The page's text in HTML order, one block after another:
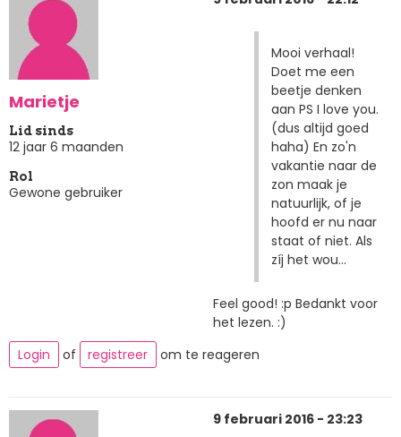
Marietje
Lid sinds
12 jaar 6 maanden
Rol
Gewone gebruiker
Mooi verhaal!
Doet me een
beetje denken
aan PS I love you.
(dus altijd goed
haha) En zo'n
vakantie naar de
zon maak je
natuurlijk, of je
hoofd er nu naar
staat of niet. Als
zíj het wou...
Feel good! :p Bedankt voor
het lezen. :)
Login
of registreer om te reageren
9 februari 2016 - 23:23